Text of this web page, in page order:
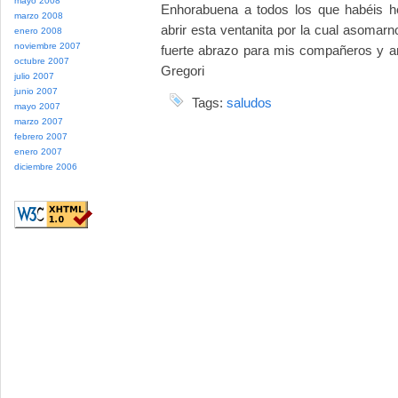
marzo 2008
enero 2008
noviembre 2007
octubre 2007
julio 2007
junio 2007
mayo 2007
marzo 2007
febrero 2007
enero 2007
diciembre 2006
Enhorabuena a todos los que habéis
abrir esta ventanita por la cual
fuerte abrazo para mis compañeros y
Gregori
Tags: saludos